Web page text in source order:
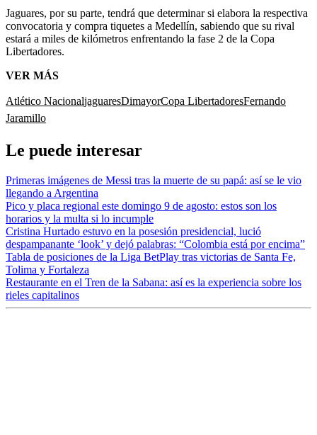
Jaguares, por su parte, tendrá que determinar si elabora la respectiva
convocatoria y compra tiquetes a Medellín, sabiendo que su rival
estará a miles de kilómetros enfrentando la fase 2 de la Copa
Libertadores.
VER MÁS
Atlético NacionaljaguaresDimayorCopa LibertadoresFernando
Jaramillo
Le puede interesar
Primeras imágenes de Messi tras la muerte de su papá: así se le vio
llegando a Argentina
Pico y placa regional este domingo 9 de agosto: estos son los
horarios y la multa si lo incumple
Cristina Hurtado estuvo en la posesión presidencial, lució
despampanante ‘look’ y dejó palabras: “Colombia está por encima”
Tabla de posiciones de la Liga BetPlay tras victorias de Santa Fe,
Tolima y Fortaleza
Restaurante en el Tren de la Sabana: así es la experiencia sobre los
rieles capitalinos